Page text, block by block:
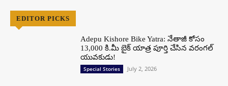
EDITOR PICKS
Adepu Kishore Bike Yatra: నేతాజీ కోసం
13,000 కి.మీ బైక్ యాత్ర పూర్తి చేసిన వరంగల్
యువకుడు!
Special Stories July 2, 2026